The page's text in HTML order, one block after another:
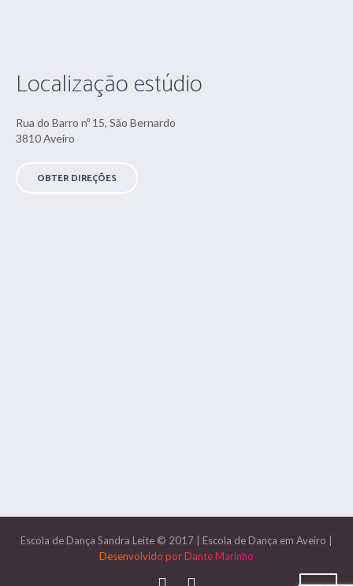
Localização estúdio
Rua do Barro nº 15, São Bernardo
3810 Aveiro
OBTER DIREÇÕES
Escola de Dança Sandra Leite © 2017 Escola de Dança em Aveiro
Desenvolvido porDante Marinho